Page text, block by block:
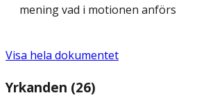
mening vad i motionen anförs
Visa hela dokumentet
Yrkanden (26)